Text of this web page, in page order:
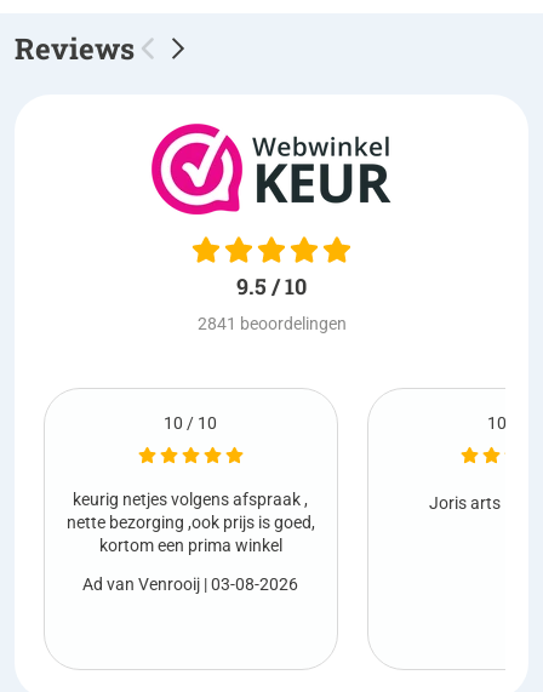
Reviews
9.5 / 10
2841 beoordelingen
afspraak ,
is goed,
Joris arts| 01-08-2026